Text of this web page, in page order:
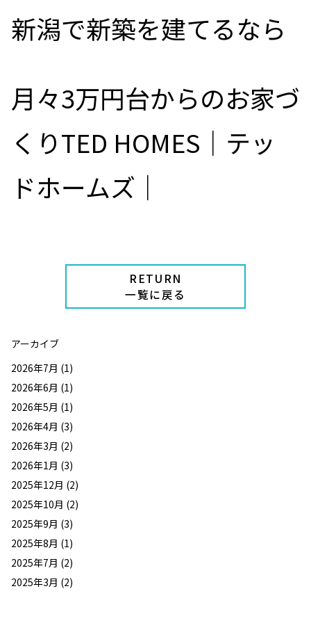
アーカイブ
2026年7月 (1)
2026年6月 (1)
2026年5月 (1)
2026年4月 (3)
2026年3月 (2)
2026年1月 (3)
2025年12月 (2)
2025年10月 (2)
2025年9月 (3)
2025年8月 (1)
2025年7月 (2)
2025年3月 (2)
新潟で新築を建てるなら
月々3万円台からのお家づ
くりTED HOMES｜テッ
ドホームズ｜
RETURN
一覧に戻る